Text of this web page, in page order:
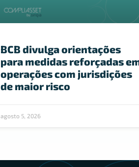
BCB divulga orientações
para medidas reforçadas
operações com jurisdições
de maior risco
agosto 5, 2026